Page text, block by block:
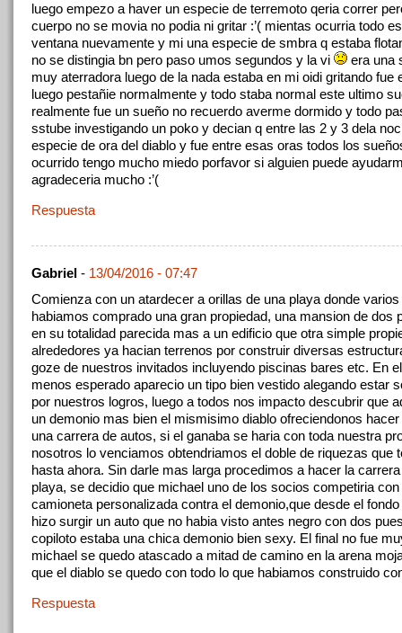
luego empezo a haver un especie de terremoto qeria correr
cuerpo no se movia no podia ni gritar :’( mientas ocurria todo
ventana nuevamente y mi una especie de smbra q estaba
no se distingia bn pero paso umos segundos y la vi
era una
muy aterradora luego de la nada estaba en mi oidi gritando fue
luego pestañie normalmente y todo staba normal este ultimo
realmente fue un sueño no recuerdo averme dormido y todo
sstube investigando un poko y decian q entre las 2 y 3 dela
especie de ora del diablo y fue entre esas oras todos los
ocurrido tengo mucho miedo porfavor si alguien puede
agradeceria mucho :’(
Respuesta
Gabriel - 13/04/2016 - 07:47
Comienza con un atardecer a orillas de una playa donde
habiamos comprado una gran propiedad, una mansion de dos
en su totalidad parecida mas a un edificio que otra simple
alrededores ya hacian terrenos por construir diversas
goze de nuestros invitados incluyendo piscinas bares etc. En
menos esperado aparecio un tipo bien vestido alegando estar
por nuestros logros, luego a todos nos impacto descubrir que
un demonio mas bien el mismisimo diablo ofreciendonos
una carrera de autos, si el ganaba se haria con toda nuestra
nosotros lo venciamos obtendriamos el doble de riquezas que
hasta ahora. Sin darle mas larga procedimos a hacer la
playa, se decidio que michael uno de los socios competiria
camioneta personalizada contra el demonio,que desde el
hizo surgir un auto que no habia visto antes negro con dos
copiloto estaba una chica demonio bien sexy. El final no fue
michael se quedo atascado a mitad de camino en la arena
que el diablo se quedo con todo lo que habiamos construido
Respuesta